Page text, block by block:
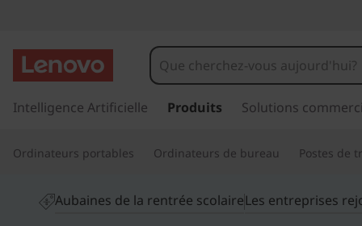
h
n
k
a
e
Intelligence Artificielle Produits Solutions
Ordinateurs portables Ordinateurs de bureau Postes de
Aubaines de la rentrée scolaireLes entreprises